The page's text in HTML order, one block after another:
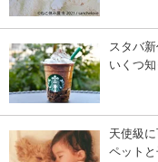
スタバ
いくつ
天使級
ペット